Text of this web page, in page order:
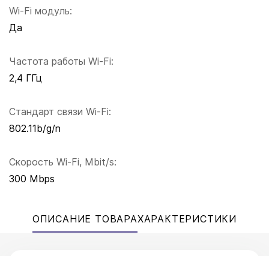
Wi-Fi модуль:
Да
Частота работы Wi-Fi:
2,4 ГГц
Стандарт связи Wi-Fi:
802.11b/g/n
Скорость Wi-Fi, Mbit/s:
300 Mbps
ОПИСАНИЕ ТОВАРАХАРАКТЕРИСТИКИ